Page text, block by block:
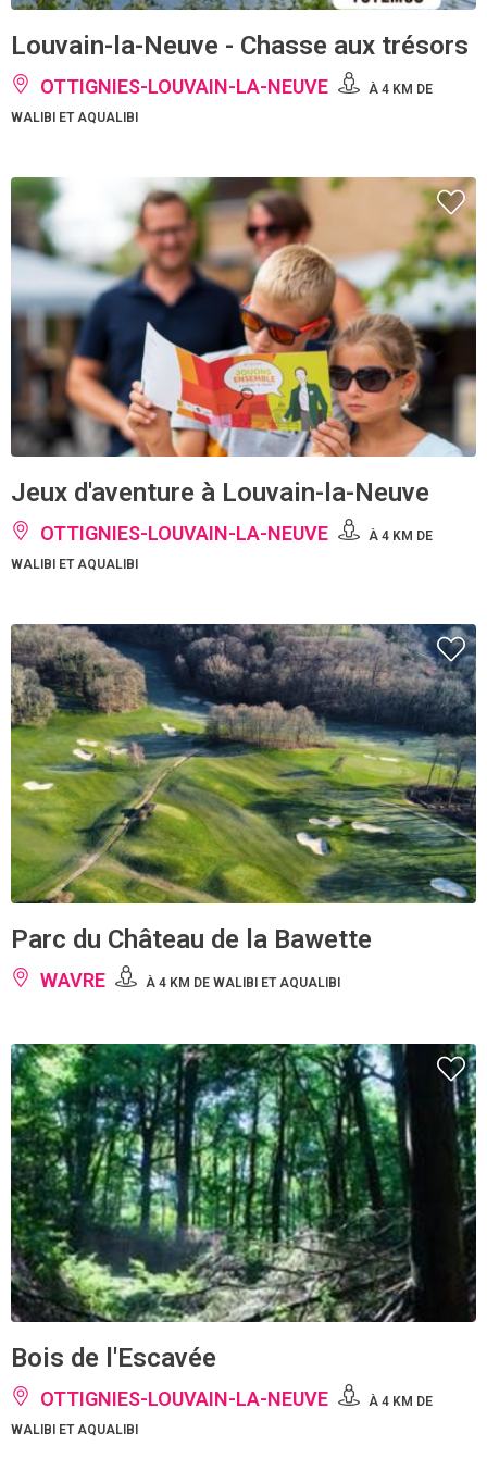
Louvain-la-Neuve - Chasse aux trésors
OTTIGNIES-LOUVAIN-LA-NEUVE
À 4 KM DE
WALIBI ET AQUALIBI
Jeux d'aventure à Louvain-la-Neuve
OTTIGNIES-LOUVAIN-LA-NEUVE
À 4 KM DE
WALIBI ET AQUALIBI
Parc du Château de la Bawette
WAVRE À 4 KM DE WALIBI ET AQUALIBI
Bois de l'Escavée
OTTIGNIES-LOUVAIN-LA-NEUVE
À 4 KM DE
WALIBI ET AQUALIBI